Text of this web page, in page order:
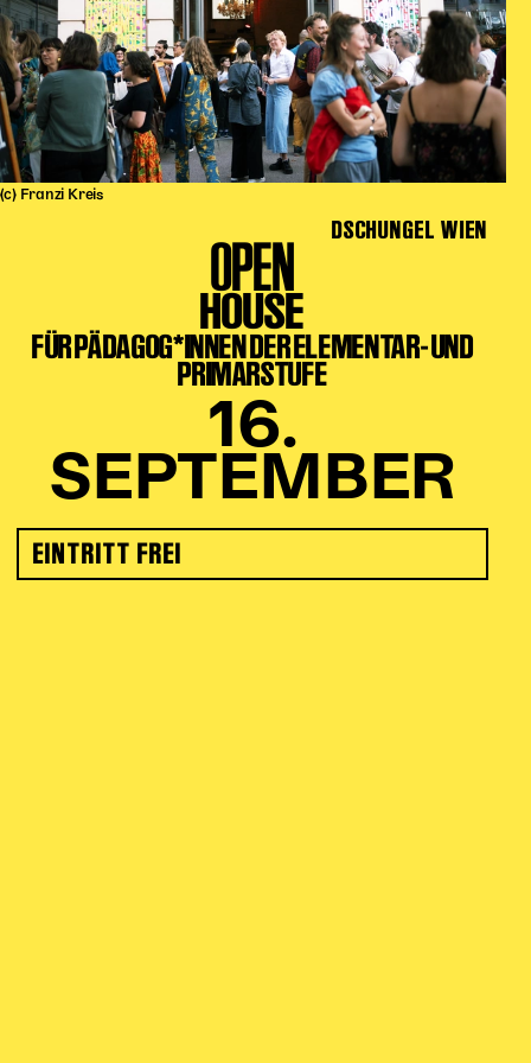
(c) Franzi Kreis
DSCHUNGEL WIEN
OPEN
HOUSE
FÜR PÄDAGOG*INNEN DER ELEMENTAR- UND
PRIMARSTUFE
16.
SEPTEMBER
EINTRITT FREI